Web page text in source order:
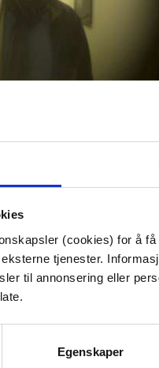
(cookies) for å
tjenester.
til annonsering eller
Egenskaper
rettigheter som gir